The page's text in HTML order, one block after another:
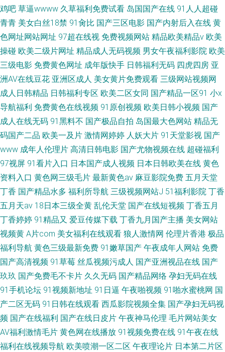
鸡吧 草逼wwww 久草福利免费试看 岛国国产在线 91人人超碰
青青 美女白丝18禁 91肏比 国产三区电影 国产内射后入在线 黄
色网址网站网址 97超在线视 免费视频网站 精品欧美精品v 欧美
操碰 欧美二级片网址 精品成人无码视频 男女午夜福利影院 欧美
三级电影 免费黄色网址 成年版快手 日韩福利无码 四虎四房 亚
洲AV在线豆花 亚洲区成人 美女黄片免费观看 三级网站视频网
成人日韩精品 日韩福利专区 欧美二区女同 国产精品一区91 小x
导航福利 免费黄色在线视频 91原创视频 欧美日韩小视频 国产
成人在线无码 91黑料不 国产极品自拍 岛国最大色网站 精品无
码国产二品 欧美一及片 激情网婷婷 人妖大片 91天堂影视 国产
www 成年人伦理片 高清日韩电影 国产尤物视频在线 超碰福利
97视屏 91看片入口 日本国产成人视频 日本日韩欧美在线 黄色
资料入口 黄色网三级毛片 最新黄色av 麻豆影院免费 五月天堂
丁香 国产精品水多 福利所导航 三级视频网站J 51福利影院 丁香
五月天av 18日本三级全黄 乱伦天堂 国产在线短视频 丁香五月
丁香婷婷 91精品又 爱豆传媒下载 丁香九月国产主播 美女网站
视频黄 A片com 美女福利在线观看 狼人激情网 伦理片香港 极品
福利导航 黄色三级最新免费 91嫩草国产 午夜成年人网站 免费
国产高清视频 91草莓 丝瓜视频污成人 国产亚洲视品在线 国产
玖玖 国产免费毛不卡片 久久无码 国产精品网络 孕妇无码在线
91手机论坛 91视频新地址 91日逼 午夜啪视频 91啪水蜜桃网 国
产二区无码 91日韩在线观看 西瓜影院视频全集 国产孕妇无码视
频 国产在线福利 国产在线日皮片 午夜神马伦理 毛片网站美女
AV福利激情毛片 黄色网在线播放 91视频免费在线 91午夜在线
福利在线视频导航 欧美喷潮一区二区 午夜理论片 日本第二片区